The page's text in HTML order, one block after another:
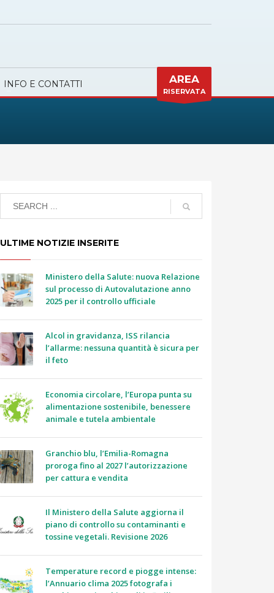
INFO E CONTATTI AREA
RISERVATA
ULTIME NOTIZIE INSERITE
Ministero della Salute: nuova Relazione
sul processo di Autovalutazione anno
2025 per il controllo ufficiale
Alcol in gravidanza, ISS rilancia
l’allarme: nessuna quantità è sicura per
il feto
Economia circolare, l’Europa punta su
alimentazione sostenibile, benessere
animale e tutela ambientale
Granchio blu, l’Emilia-Romagna
proroga fino al 2027 l’autorizzazione
per cattura e vendita
Il Ministero della Salute aggiorna il
piano di controllo su contaminanti e
tossine vegetali. Revisione 2026
Temperature record e piogge intense:
l’Annuario clima 2025 fotografa i